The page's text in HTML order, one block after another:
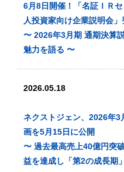
6月8日開催！「名証ＩＲ
人投資家向け企業説明会
〜 2026年3月期 通期決算
魅力を語る 〜
2026.05.18
ネクストジェン、2026年3
画を5月15日に公開
〜 過去最高売上40億円突
益を達成し「第2の成長期